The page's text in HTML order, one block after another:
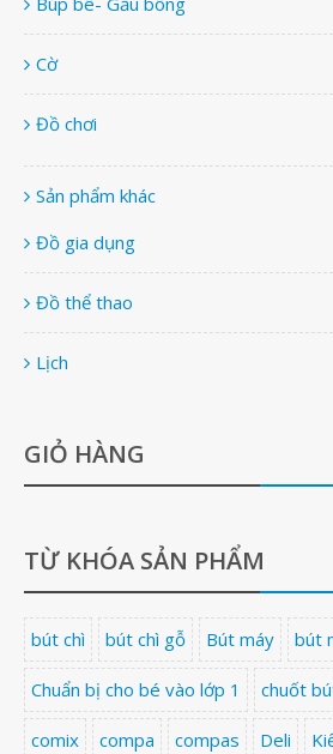
Cờ
Đồ chơi
Sản phẩm khác
Đồ gia dụng
Đồ thể thao
Lịch
GIỎ HÀNG
TỪ KHÓA SẢN PHẨM
bút chì bút chì gỗ Bút máy bút
Chuẩn bị cho bé vào lớp 1 chuốt
comix compa compas Deli